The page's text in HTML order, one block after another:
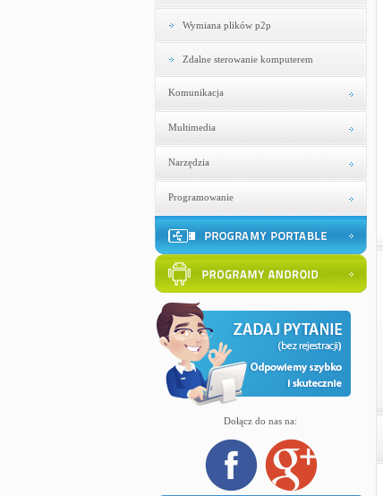
Wymiana plików p2p
Zdalne sterowanie komputerem
Komunikacja
Multimedia
Narzędzia
Programowanie
Dołącz do nas na: